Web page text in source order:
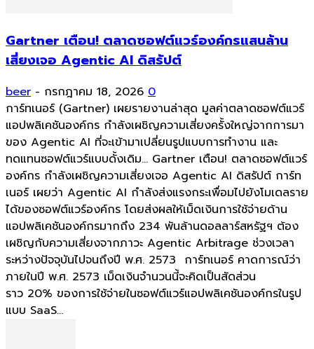
Gartner เตือน! ตลาดซอฟต์แวร์องค์กรแสนล้าน
เสี่ยงเจอ Agentic AI ดิสรัปต์
beer - กรกฎาคม 18, 2026 0
การ์ทเนอร์ (Gartner) เผยรายงานล่าสุด มูลค่าตลาดซอฟต์แวร์
แอปพลิเคชันองค์กร กำลังเผชิญความเสี่ยงครั้งใหญ่จากการมา
ของ Agentic AI ที่จะเข้ามาเปลี่ยนรูปแบบการทำงาน และ
ทดแทนซอฟต์แวร์แบบดั้งเดิม... Gartner เตือน! ตลาดซอฟต์แวร์
องค์กร กำลังเผชิญความเสี่ยงเจอ Agentic AI ดิสรัปต์ การ์ท
เนอร์ เผยว่า Agentic AI กำลังส่งแรงกระเพื่อมไปยังโมเดลราย
ได้ของซอฟต์แวร์องค์กร โดยส่งผลให้เม็ดเงินการใช้จ่ายด้าน
แอปพลิเคชันองค์กรมากถึง 234 พันล้านดอลลาร์สหรัฐฯ ต้อง
เผชิญกับความเสี่ยงจากภาวะ Agentic Arbitrage ช่วงเวลา
ระหว่างปัจจุบันไปจนถึงปี พ.ศ. 2573 การ์ทเนอร์ คาดการณ์ว่า
ภายในปี พ.ศ. 2573 เม็ดเงินจำนวนนี้จะคิดเป็นสัดส่วน
ราว 20% ของการใช้จ่ายในซอฟต์แวร์แอปพลิเคชันองค์กรในรูป
แบบ SaaS...